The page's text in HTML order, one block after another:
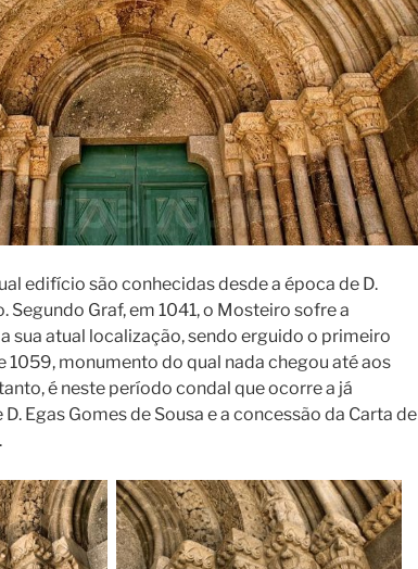
edifício são conhecidas desde a época de D.
Segundo Graf, em 1041, o Mosteiro sofre a
sua atual localização, sendo erguido o primeiro
1059, monumento do qual nada chegou até aos
é neste período condal que ocorre a já
Egas Gomes de Sousa e a concessão da Carta de